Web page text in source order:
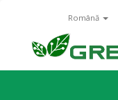
Română